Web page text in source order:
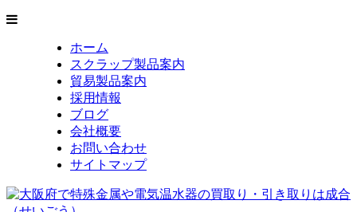
ホーム
スクラップ製品案内
貿易製品案内
採用情報
ブログ
会社概要
お問い合わせ
サイトマップ